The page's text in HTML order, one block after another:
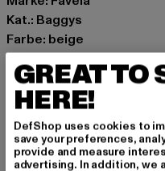
Kat.: Baggys
Farbe: beige
Hersteller Farbe: sand
Art.Nr: FAV-2024-Q3-
Hersteller: AD
Info@favelaclothing.com
GREAT TO
HERE!
DefShop uses cookies to
save your preferences,
provide and measure
advertising. In addition, we